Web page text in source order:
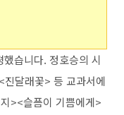
습니다. 정호승의 시
달래꽃> 등 교과서에
><슬픔이 기쁨에게>